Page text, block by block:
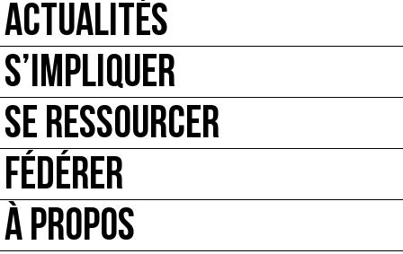
ACTUALITÉS
S’IMPLIQUER
SE RESSOURCER
FÉDÉRER
À PROPOS